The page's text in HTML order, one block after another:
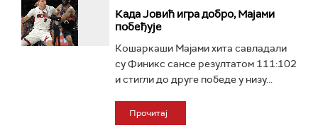
Када Јовић игра добро, Мајами
побеђује
Кошаркаши Мајами хита савладали
су Финикс сансе резултатом 111:102
и стигли до друге победе у низу...
Прочитај